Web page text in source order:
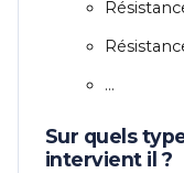
…
Sur quels
intervient il ?